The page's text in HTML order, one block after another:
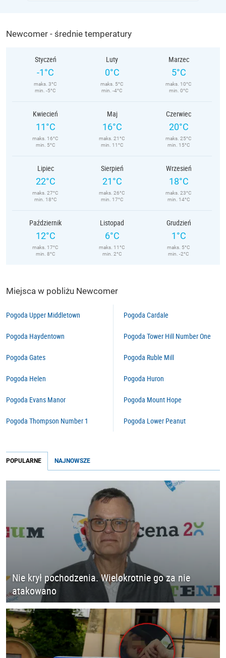
Newcomer - średnie temperatury
Styczeń
-1°C
maks. 3°C
min. -5°C
Luty
0°C
maks. 5°C
min. -4°C
Marzec
5°C
maks. 10°C
min. 0°C
Kwiecień
11°C
maks. 16°C
min. 5°C
Maj
16°C
maks. 21°C
min. 11°C
Czerwiec
20°C
maks. 25°C
min. 15°C
Lipiec
22°C
maks. 27°C
min. 18°C
Sierpień
21°C
maks. 26°C
min. 17°C
Wrzesień
18°C
maks. 23°C
min. 14°C
Październik
12°C
maks. 17°C
min. 8°C
Listopad
6°C
maks. 11°C
min. 2°C
Grudzień
1°C
maks. 5°C
min. -2°C
Miejsca w pobliżu Newcomer
Pogoda Upper Middletown
Pogoda Haydentown
Pogoda Gates
Pogoda Helen
Pogoda Evans Manor
Pogoda Thompson Number 1
Pogoda Cardale
Pogoda Tower Hill Number One
Pogoda Ruble Mill
Pogoda Huron
Pogoda Mount Hope
Pogoda Lower Peanut
POPULARNE NAJNOWSZE
Nie krył pochodzenia. Wielokrotnie go za nie
atakowano